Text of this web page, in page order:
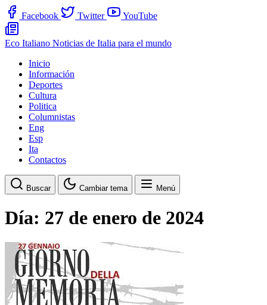
Facebook Twitter YouTube
Eco Italiano Noticias de Italia para el mundo
Inicio
Información
Deportes
Cultura
Politica
Columnistas
Eng
Esp
Ita
Contactos
Buscar Cambiar tema Menú
Día: 27 de enero de 2024